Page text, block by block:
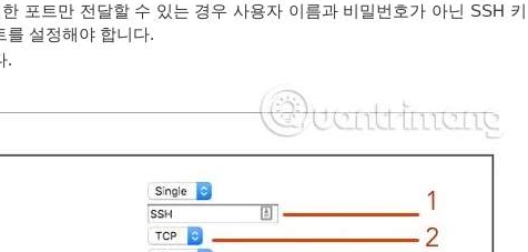
포트만 전달할 수 있는 경우 사용자 이름과 비밀번호가 아닌 SSH 키
를 설정해야 합니다.
.